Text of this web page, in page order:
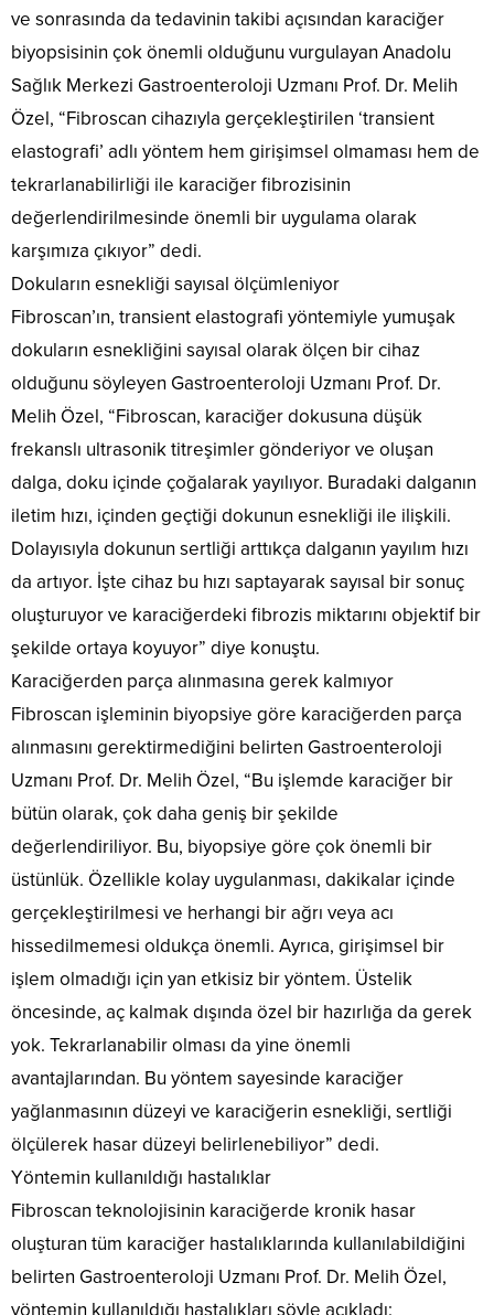
ve sonrasında da tedavinin takibi açısından karaciğer
biyopsisinin çok önemli olduğunu vurgulayan Anadolu
Sağlık Merkezi Gastroenteroloji Uzmanı Prof. Dr. Melih
Özel, “Fibroscan cihazıyla gerçekleştirilen ‘transient
elastografi’ adlı yöntem hem girişimsel olmaması hem de
tekrarlanabilirliği ile karaciğer fibrozisinin
değerlendirilmesinde önemli bir uygulama olarak
karşımıza çıkıyor” dedi.
Dokuların esnekliği sayısal ölçümleniyor
Fibroscan’ın, transient elastografi yöntemiyle yumuşak
dokuların esnekliğini sayısal olarak ölçen bir cihaz
olduğunu söyleyen Gastroenteroloji Uzmanı Prof. Dr.
Melih Özel, “Fibroscan, karaciğer dokusuna düşük
frekanslı ultrasonik titreşimler gönderiyor ve oluşan
dalga, doku içinde çoğalarak yayılıyor. Buradaki dalganın
iletim hızı, içinden geçtiği dokunun esnekliği ile ilişkili.
Dolayısıyla dokunun sertliği arttıkça dalganın yayılım hızı
da artıyor. İşte cihaz bu hızı saptayarak sayısal bir sonuç
oluşturuyor ve karaciğerdeki fibrozis miktarını objektif bir
şekilde ortaya koyuyor” diye konuştu.
Karaciğerden parça alınmasına gerek kalmıyor
Fibroscan işleminin biyopsiye göre karaciğerden parça
alınmasını gerektirmediğini belirten Gastroenteroloji
Uzmanı Prof. Dr. Melih Özel, “Bu işlemde karaciğer bir
bütün olarak, çok daha geniş bir şekilde
değerlendiriliyor. Bu, biyopsiye göre çok önemli bir
üstünlük. Özellikle kolay uygulanması, dakikalar içinde
gerçekleştirilmesi ve herhangi bir ağrı veya acı
hissedilmemesi oldukça önemli. Ayrıca, girişimsel bir
işlem olmadığı için yan etkisiz bir yöntem. Üstelik
öncesinde, aç kalmak dışında özel bir hazırlığa da gerek
yok. Tekrarlanabilir olması da yine önemli
avantajlarından. Bu yöntem sayesinde karaciğer
yağlanmasının düzeyi ve karaciğerin esnekliği, sertliği
ölçülerek hasar düzeyi belirlenebiliyor” dedi.
Yöntemin kullanıldığı hastalıklar
Fibroscan teknolojisinin karaciğerde kronik hasar
oluşturan tüm karaciğer hastalıklarında kullanılabildiğini
belirten Gastroenteroloji Uzmanı Prof. Dr. Melih Özel,
yöntemin kullanıldığı hastalıkları şöyle açıkladı: